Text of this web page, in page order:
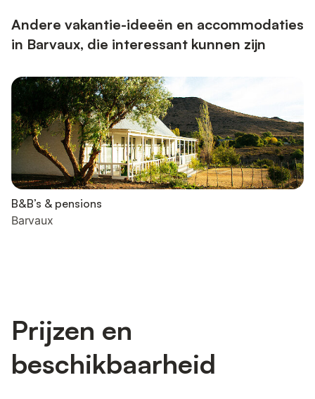
flatscreen-tv, dvd-spe...
Andere vakantie-ideeën en accommodaties
in Barvaux, die interessant kunnen zijn
B&B’s & pensions
Barvaux
Prijzen en
beschikbaarheid